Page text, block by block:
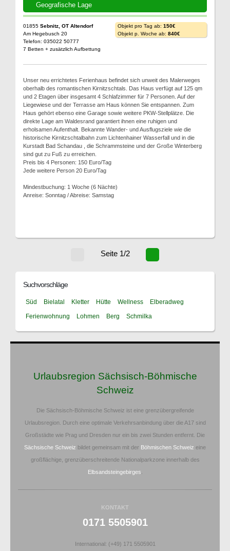
Geografische Lage
01855 Sebnitz, OT Altendorf
Am Hegebusch 20
Telefon: 035022 50777
7 Betten + zusätzlich Aufbettung
Objekt pro Tag ab: 150€
Objekt p. Woche ab: 840€
Unser neu errichtetes Ferienhaus befindet sich unweit des Malerweges
oberhalb des romantischen Kirnitzschtals. Das Haus verfügt auf 125 qm
und 2 Etagen über insgesamt 4 Schlafzimmer für 7 Personen. Auf der
Liegewiese und der Terrasse am Haus können Sie entspannen. Zum
Haus gehört ebenso eine Garage sowie weitere PKW-Stellplätze. Die
direkte Lage am Waldesrand garantiert ihnen eine ruhigen und
erholsamen Aufenthalt. Bekannte Wander- und Ausflugsziele wie die
historische Kirnitzschtalbahn zum Lichtenhainer Wasserfall und in die
Kurstadt Bad Schandau , die Schrammsteine und der Große Winterberg
sind gut zu Fuß zu erreichen.
Preis bis 4 Personen: 150 Euro/Tag
Jede weitere Person 20 Euro/Tag
Mindestbuchung: 1 Woche (6 Nächte)
Anreise: Sonntag / Abreise: Samstag
Seite 1/2
Suchvorschläge
Süd Bielatal Kletter Hütte Wellness
Elberadweg
Ferienwohnung
Lohmen Berg Schmilka
Urlaubsregion Sächsisch-Böhmische
Schweiz
Die Sächsisch-Böhmische Schweiz ist eine grenzübergreifende
Urlaubsregion. Durch eine optimale Verkehrsanbindung über die A17 sind
Großstädte wie Prag und Dresden nur ein bis zwei Stunden entfernt. Die
Sächsische Schweiz bildet gemeinsam mit der Böhmischen Schweiz eine
großflächige, grenzüberschreitende Nationalparkzone innerhalb des
Elbsandsteingebirges
KONTAKT
0171 5505901
International: (+49) 171 5505901